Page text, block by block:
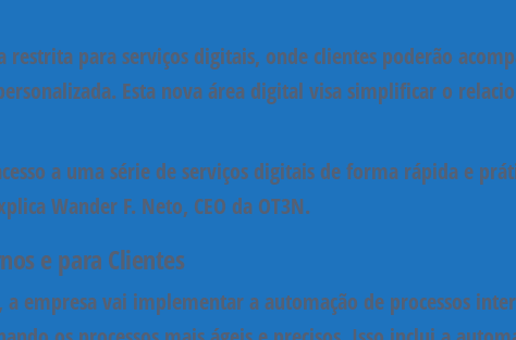
restrita para serviços digitais, onde clientes poderão
Esta nova área digital visa simplificar o
a uma série de serviços digitais de forma rápida e
Wander F. Neto, CEO da OT3N.
e para Clientes
a empresa vai implementar aautomação de processos